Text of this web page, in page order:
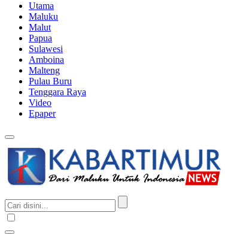
Utama
Maluku
Malut
Papua
Sulawesi
Amboina
Malteng
Pulau Buru
Tenggara Raya
Video
Epaper